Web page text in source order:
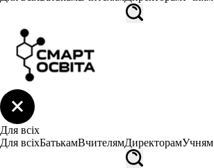
Для всіх
Для всіхБатькамВчителямДиректорамУчням